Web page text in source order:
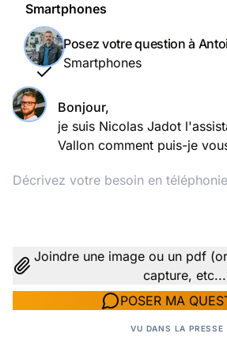
Smartphones
Posez votre question à
Smartphones
Bonjour,
je suis Nicolas Jadot
Vallon comment puis-je
Joindre une image ou un pdf
capture,
POSER MA
VU DANS LA PRESSE